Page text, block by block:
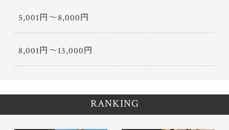
5,001円〜8,000円
8,001円〜13,000円
RANKING